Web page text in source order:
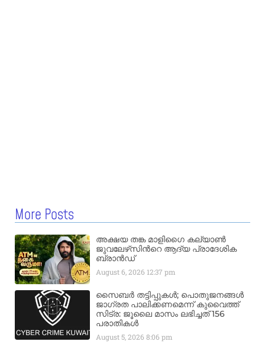
More Posts
അക്ഷയ തങ്ക മാളിഗൈ കല്യാണ്‍
ജുവലേഴ്‌സിന്‍റെ ആദ്യ പ്രാദേശിക
ബ്രാന്‍ഡ്
August 6, 2026 12:37 pm
സൈബർ തട്ടിപ്പുകൾ; പൊതുജനങ്ങൾ
ജാഗ്രത പാലിക്കണമെന്ന് കുവൈത്ത്
സിട്ര: ജൂലൈ മാസം ലഭിച്ചത് 156
പരാതികൾ
August 5, 20268:06 pm